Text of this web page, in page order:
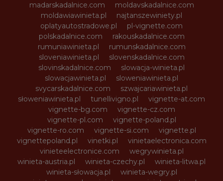
madarskadalnice.com
moldavskadalnice.com
moldawiawinieta.pl
najtanszewiniety.pl
oplatyautostradowe.pl
pl-vignette.com
polskadalnice.com
rakouskadalnice.com
rumuniawinieta.pl
rumunskadalnice.com
sloveniawinieta.pl
slovenskadalnice.com
slovinskadalnice.com
slowacja-winieta.pl
slowacjawinieta.pl
sloweniawinieta.pl
svycarskadalnice.com
szwajcariawinieta.pl
słoweniawinieta.pl
tunellivigno.pl
vignette-at.com
vignette-bg.com
vignette-cz.com
vignette-pl.com
vignette-poland.pl
vignette-ro.com
vignette-si.com
vignette.pl
vignettepoland.pl
vinetki.pl
vinietaelectronica.com
vinieteelectronice.com
wegrywinieta.pl
winieta-austria.pl
winieta-czechy.pl
winieta-litwa.pl
winieta-słowacja.pl
winieta-wegry.pl